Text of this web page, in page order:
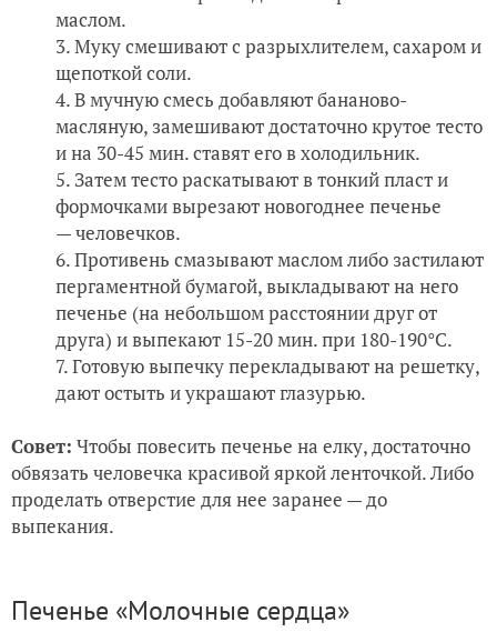
маслом.
Муку смешивают с разрыхлителем, сахаром и
щепоткой соли.
В мучную смесь добавляют бананово-
масляную, замешивают достаточно крутое тесто
и на 30-45 мин. ставят его в холодильник.
Затем тесто раскатывают в тонкий пласт и
формочками вырезают новогоднее печенье
— человечков.
Противень смазывают маслом либо застилают
пергаментной бумагой, выкладывают на него
печенье (на небольшом расстоянии друг от
друга) и выпекают 15-20 мин. при 180-190°C.
Готовую выпечку перекладывают на решетку,
дают остыть и украшают глазурью.
Совет: Чтобы повесить печенье на елку, достаточно
обвязать человечка красивой яркой ленточкой. Либо
проделать отверстие для нее заранее — до
выпекания.
Печенье «Молочные сердца»